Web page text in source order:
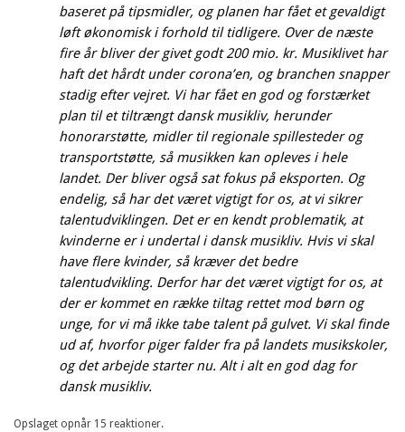
baseret på tipsmidler, og planen har fået et gevaldigt
løft økonomisk i forhold til tidligere. Over de næste
fire år bliver der givet godt 200 mio. kr. Musiklivet har
haft det hårdt under corona’en, og branchen snapper
stadig efter vejret. Vi har fået en god og forstærket
plan til et tiltrængt dansk musikliv, herunder
honorarstøtte, midler til regionale spillesteder og
transportstøtte, så musikken kan opleves i hele
landet. Der bliver også sat fokus på eksporten. Og
endelig, så har det været vigtigt for os, at vi sikrer
talentudviklingen. Det er en kendt problematik, at
kvinderne er i undertal i dansk musikliv. Hvis vi skal
have flere kvinder, så kræver det bedre
talentudvikling. Derfor har det været vigtigt for os, at
der er kommet en række tiltag rettet mod børn og
unge, for vi må ikke tabe talent på gulvet. Vi skal finde
ud af, hvorfor piger falder fra på landets musikskoler,
og det arbejde starter nu. Alt i alt en god dag for
dansk musikliv.
Opslaget opnår 15 reaktioner.